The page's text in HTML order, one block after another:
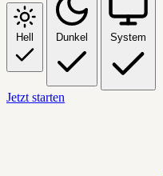
Hell Dunkel System
Jetzt starten